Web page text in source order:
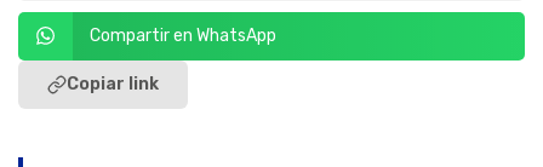
Compartir en WhatsApp
Copiar link